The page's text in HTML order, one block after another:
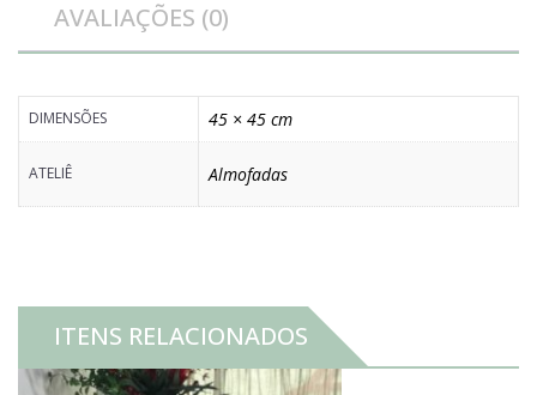
AVALIAÇÕES (0)
DIMENSÕES 45 × 45 cm
ATELIÊ Almofadas
ITENS RELACIONADOS